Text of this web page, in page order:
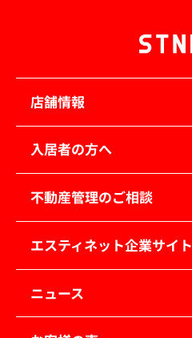
店舗情報
入居者の方へ
不動産管理のご相談
エスティネット企業サイト
ニュース